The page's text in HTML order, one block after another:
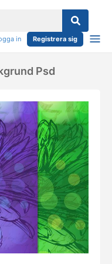
in Registrera sig
Psd